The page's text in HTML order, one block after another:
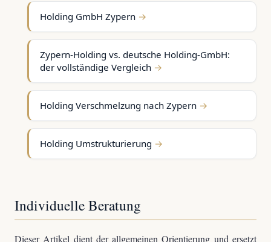
Holding GmbH Zypern
Zypern-Holding vs. deutsche Holding-GmbH:
der vollständige Vergleich
Holding Verschmelzung nach Zypern
Holding Umstrukturierung
Individuelle Beratung
Dieser Artikel dient der allgemeinen Orientierung und ersetzt